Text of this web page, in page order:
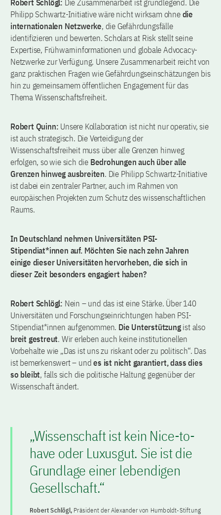
Robert Schlögl: Die Zusammenarbeit ist grundlegend. Die
Philipp Schwartz-Initiative wäre nicht wirksam ohnedie
internationalen Netzwerke, die Gefährdungsfälle
identifizieren und bewerten. Scholars at Risk stellt seine
Expertise, Frühwarninformationen und globale Advocacy-
Netzwerke zur Verfügung. Unsere Zusammenarbeit reicht von
ganz praktischen Fragen wie Gefährdungseinschätzungen bis
hin zu gemeinsamem öffentlichen Engagement für das
Thema Wissenschaftsfreiheit.
Robert Quinn: Unsere Kollaboration ist nicht nur operativ, sie
ist auch strategisch. Die Verteidigung der
Wissenschaftsfreiheit muss über alle Grenzen hinweg
erfolgen, so wie sich die Bedrohungen auch über alle
Grenzen hinweg ausbreiten. Die Philipp Schwartz-Initiative
ist dabei ein zentraler Partner, auch im Rahmen von
europäischen Projekten zum Schutz des wissenschaftlichen
Raums.
In Deutschland nehmen Universitäten PSI-
Stipendiat*innen auf. Möchten Sie nach zehn Jahren
einige dieser Universitäten hervorheben, die sich in
dieser Zeit besonders engagiert haben?
Robert Schlögl: Nein – und das ist eine Stärke. Über 140
Universitäten und Forschungseinrichtungen haben PSI-
Stipendiat*innen aufgenommen. Die Unterstützungist also
breit gestreut. Wir erleben auch keine institutionellen
Vorbehalte wie „Das ist uns zu riskant oder zu politisch“. Das
ist bemerkenswert – undes ist nicht garantiert, dass dies
so bleibt, falls sich die politische Haltung gegenüber der
Wissenschaft ändert.
„Wissenschaft ist kein Nice-to-
have oder Luxusgut. Sie ist die
Grundlage einer lebendigen
Gesellschaft.“
Robert Schlögl, Präsident der Alexander von Humboldt-Stiftung